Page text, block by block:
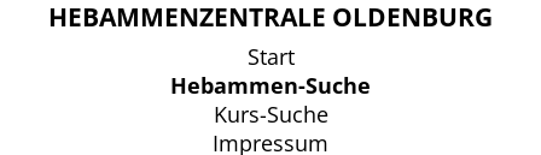
HEBAMMENZENTRALE OLDENBURG
Start
Hebammen-Suche
Kurs-Suche
Impressum
HEBAMMENZENTRALE OLDENBURG
Start
Hebammen-Suche
Kurs-Suche
Impressum